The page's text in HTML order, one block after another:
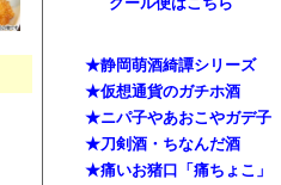
★静岡萌酒綺譚シリーズ
★仮想通貨のガチホ酒
★ニパ子やあおこやガデ子
★刀剣酒・ちなんだ酒
★痛いお猪口「痛ちょこ」